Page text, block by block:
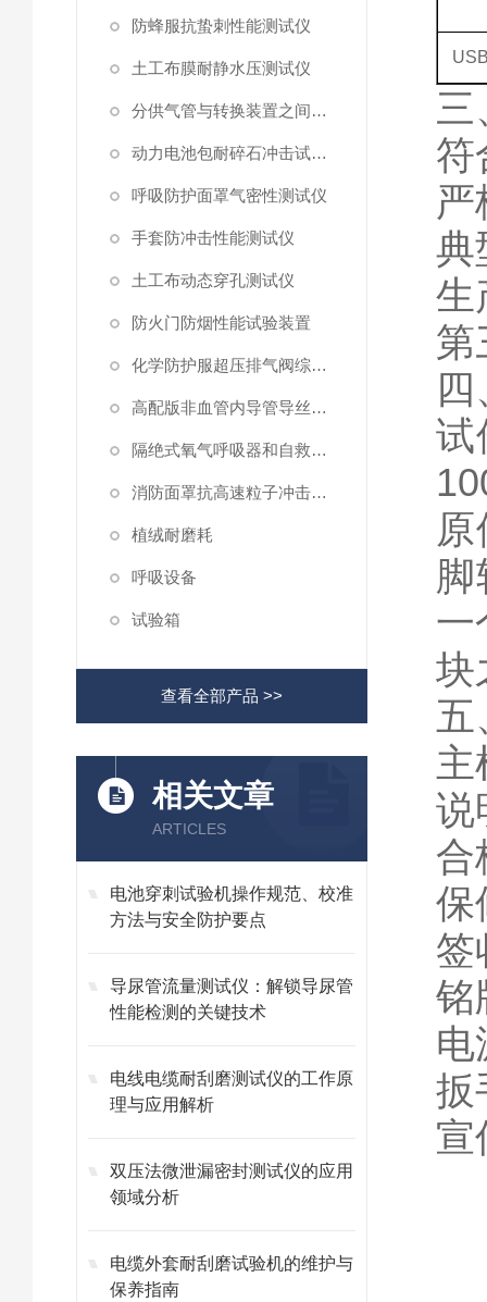
防蜂服抗蛰刺性能测试仪
土工布膜耐静水压测试仪
分供气管与转换装置之间连接强度试验机
动力电池包耐碎石冲击试验机
呼吸防护面罩气密性测试仪
手套防冲击性能测试仪
土工布动态穿孔测试仪
防火门防烟性能试验装置
化学防护服超压排气阀综合性测试仪
高配版非血管内导管导丝滑动性能测试仪
隔绝式氧气呼吸器和自救器二氧化碳吸收率及水分含量测试仪
消防面罩抗高速粒子冲击试验机
植绒耐磨耗
呼吸设备
试验箱
查看全部产品 >>
相关文章
ARTICLES
电池穿刺试验机操作规范、校准
方法与安全防护要点
导尿管流量测试仪：解锁导尿管
性能检测的关键技术
电线电缆耐刮磨测试仪的工作原
理与应用解析
双压法微泄漏密封测试仪的应用
领域分析
电缆外套耐刮磨试验机的维护与
保养指南
三
符
严
典
生
第
试
原
一
块
五
主
说
合
保
签
铭
电
扳
宣